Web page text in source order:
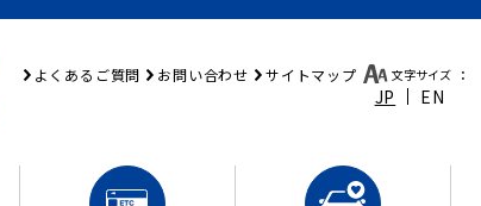
よくあるご質問 お問い合わせ サイトマップ 文字サイズ ：
JP
EN